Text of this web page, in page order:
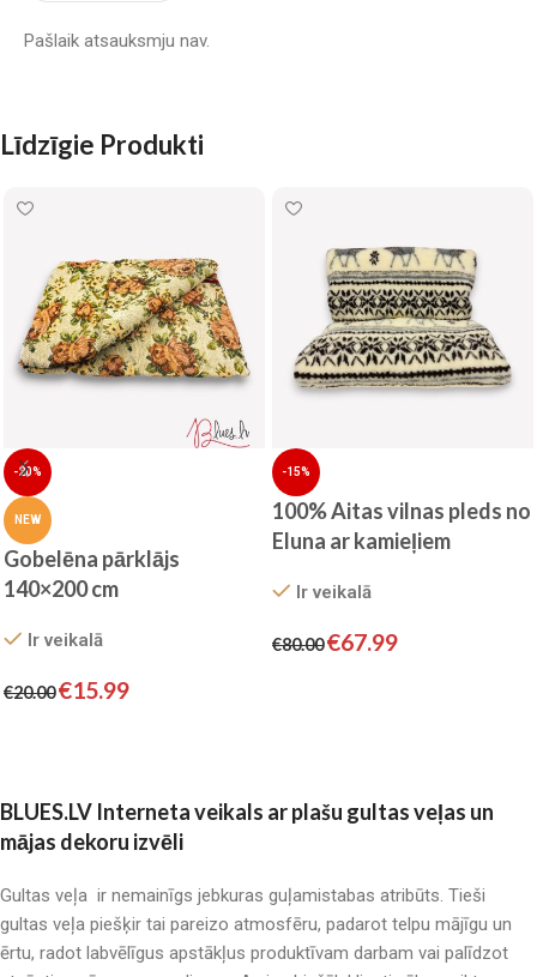
Pašlaik atsauksmju nav.
Līdzīgie Produkti
-20%
NEW
Gobelēna pārklājs
140×200 cm
Ir veikalā
€20.00€15.99
-15%
100% Aitas vilnas pleds no
Eluna ar kamieļiem
Ir veikalā
€80.00€67.99
BLUES.LV Interneta veikals ar plašu gultas veļas un
mājas dekoru izvēli
Gultas veļa ir nemainīgs jebkuras guļamistabas atribūts. Tieši
gultas veļa piešķir tai pareizo atmosfēru, padarot telpu mājīgu un
ērtu, radot labvēlīgus apstākļus produktīvam darbam vai palīdzot